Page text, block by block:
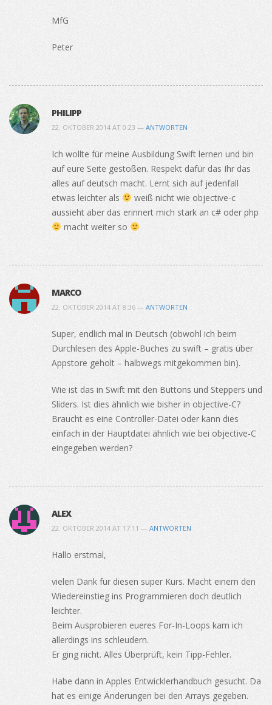
MfG
Peter
PHILIPP
22. OKTOBER 2014 AT 0:23 — ANTWORTEN
Ich wollte für meine Ausbildung Swift lernen und bin
auf eure Seite gestoßen. Respekt dafür das Ihr das
alles auf deutsch macht. Lernt sich auf jedenfall
etwas leichter als
weiß nicht wie objective-c
aussieht aber das erinnert mich stark an c# oder php
macht weiter so
MARCO
22. OKTOBER 2014 AT 8:36 — ANTWORTEN
Super, endlich mal in Deutsch (obwohl ich beim
Durchlesen des Apple-Buches zu swift – gratis über
Appstore geholt – halbwegs mitgekommen bin).
Wie ist das in Swift mit den Buttons und Steppers und
Sliders. Ist dies ähnlich wie bisher in objective-C?
Braucht es eine Controller-Datei oder kann dies
einfach in der Hauptdatei ähnlich wie bei objective-C
eingegeben werden?
ALEX
22. OKTOBER 2014 AT 17:11 — ANTWORTEN
Hallo erstmal,
vielen Dank für diesen super Kurs. Macht einem den
Wiedereinstieg ins Programmieren doch deutlich
leichter.
Beim Ausprobieren eueres For-In-Loops kam ich
allerdings ins schleudern.
Er ging nicht. Alles Überprüft, kein Tipp-Fehler.
Habe dann in Apples Entwicklerhandbuch gesucht. Da
hat es einige Änderungen bei den Arrays gegeben.